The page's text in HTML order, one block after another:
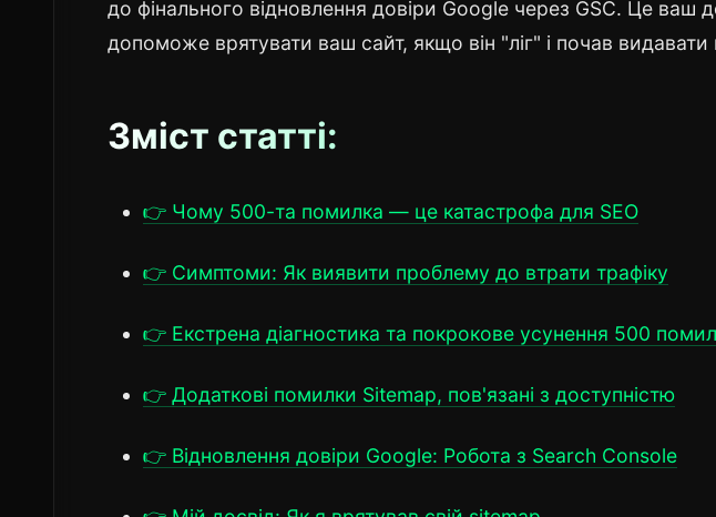
до фінального відновлення довіри Google через GSC. Це ваш
допоможе врятувати ваш сайт, якщо він "ліг" і почав видавати
Зміст статті:
👉 Чому 500-та помилка — це катастрофа для SEO
👉 Симптоми: Як виявити проблему до втрати трафіку
👉 Екстрена діагностика та покрокове усунення 500
👉 Додаткові помилки Sitemap, пов'язані з доступністю
👉 Відновлення довіри Google: Робота з Search Console